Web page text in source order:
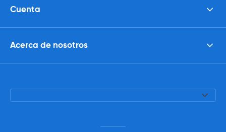
Cuenta
Acerca de nosotros